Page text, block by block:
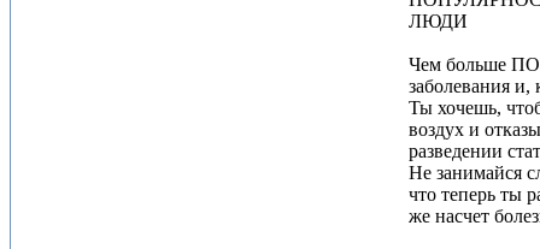
ЛЮДИ
Чем больше
заболевания
Ты хочешь,
воздух и
разведении
Не занимайся
что теперь ты
же насчет